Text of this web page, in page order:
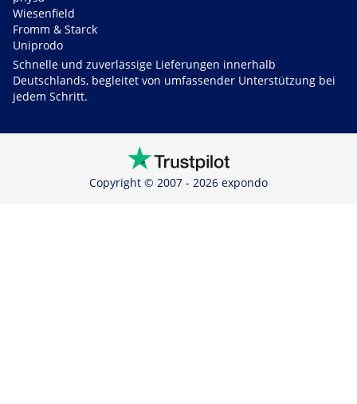
Wiesenfield
Fromm & Starck
Uniprodo
Schnelle und zuverlässige Lieferungen innerhalb
Deutschlands, begleitet von umfassender Unterstützung bei
jedem Schritt.
Copyright © 2007 - 2026 expondo